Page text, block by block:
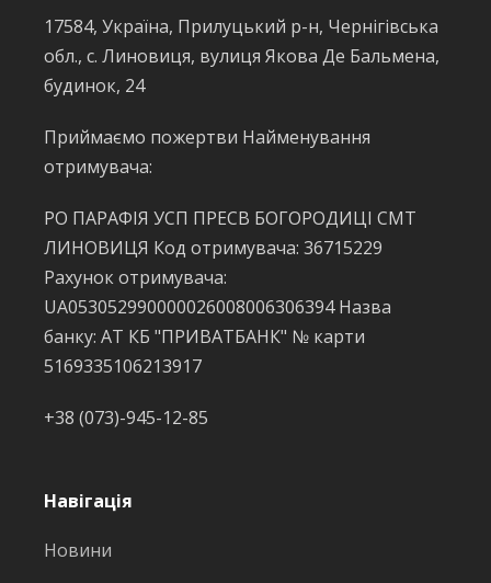
17584, Україна, Прилуцький р-н, Чернігівська
обл., с. Линовиця, вулиця Якова Де Бальмена,
будинок, 24
Приймаємо пожертви Найменування
отримувача:
РО ПАРАФІЯ УСП ПРЕСВ БОГОРОДИЦІ СМТ
ЛИНОВИЦЯ Код отримувача: 36715229
Рахунок отримувача:
UA053052990000026008006306394 Назва
банку: АТ КБ "ПРИВАТБАНК" № карти
5169335106213917
+38 (073)-945-12-85
Навігація
Новини